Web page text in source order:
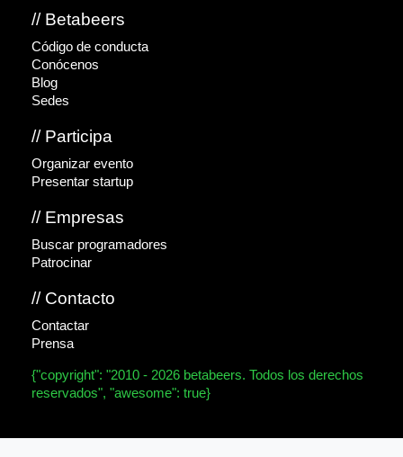
// Betabeers
Código de conducta
Conócenos
Blog
Sedes
// Participa
Organizar evento
Presentar startup
// Empresas
Buscar programadores
Patrocinar
// Contacto
Contactar
Prensa
{"copyright": "2010 - 2026 betabeers. Todos los derechos
reservados", "awesome": true}